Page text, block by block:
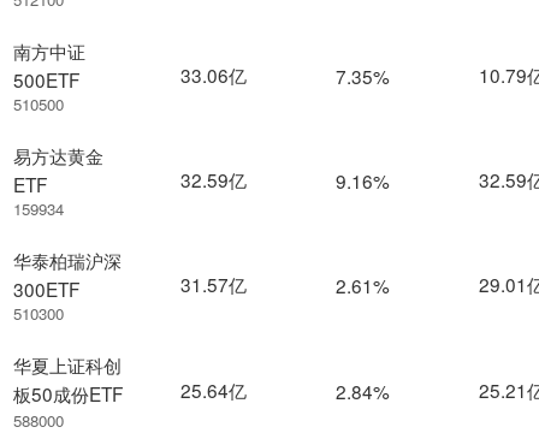
南方中证
500ETF
510500
易方达黄金
ETF
159934
华泰柏瑞沪深
300ETF
510300
华夏上证科创
板50成份ETF
588000
33.06亿 7.35% 10.79
32.59亿 9.16% 32.59
31.57亿 2.61% 29.01
25.64亿 2.84% 25.21